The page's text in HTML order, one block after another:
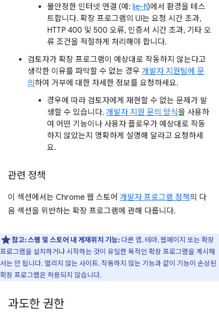
불안정한 인터넷 연결 (예: lie-fi)에서 환경을 테스
트합니다. 확장 프로그램의 UI는 요청 시간 초과,
HTTP 400 및 500 오류, 인증서 시간 초과, 기타 오
류 조건을 적절하게 처리해야 합니다.
검토자가 확장 프로그램이 예상대로 작동하지 않는다고
생각한 이유를 파악할 수 없는 경우 개발자 지원팀에 문
의 하여 거부에 대한 자세한 정보를 요청하세요.
경우에 따라 검토자에게 재현할 수 없는 문제가 발
생할 수 있습니다. 개발자 지원 문의 양식을 사용하
여 어떤 기능이나 사용자 플로우가 예상대로 작동
하지 않았는지 명확하게 설명해 달라고 요청하세
요.
관련 정책
이 섹션에서는 Chrome 웹 스토어 개발자 프로그램 정책의 다
음 섹션을 위반하는 확장 프로그램에 관해 다룹니다.
참고:스팸 및 스토어 내 게재위치 기능: 다른 앱, 테마, 웹페이지 또는 확장
프로그램을 설치하거나 시작하는 것이 유일한 목적인 확장 프로그램을 게시해
서는 안 됩니다. 열리지 않는 사이트, 작동하지 않는 기능과 같이 기능이 손상된
확장 프로그램은 허용되지 않습니다.
과도한 권한